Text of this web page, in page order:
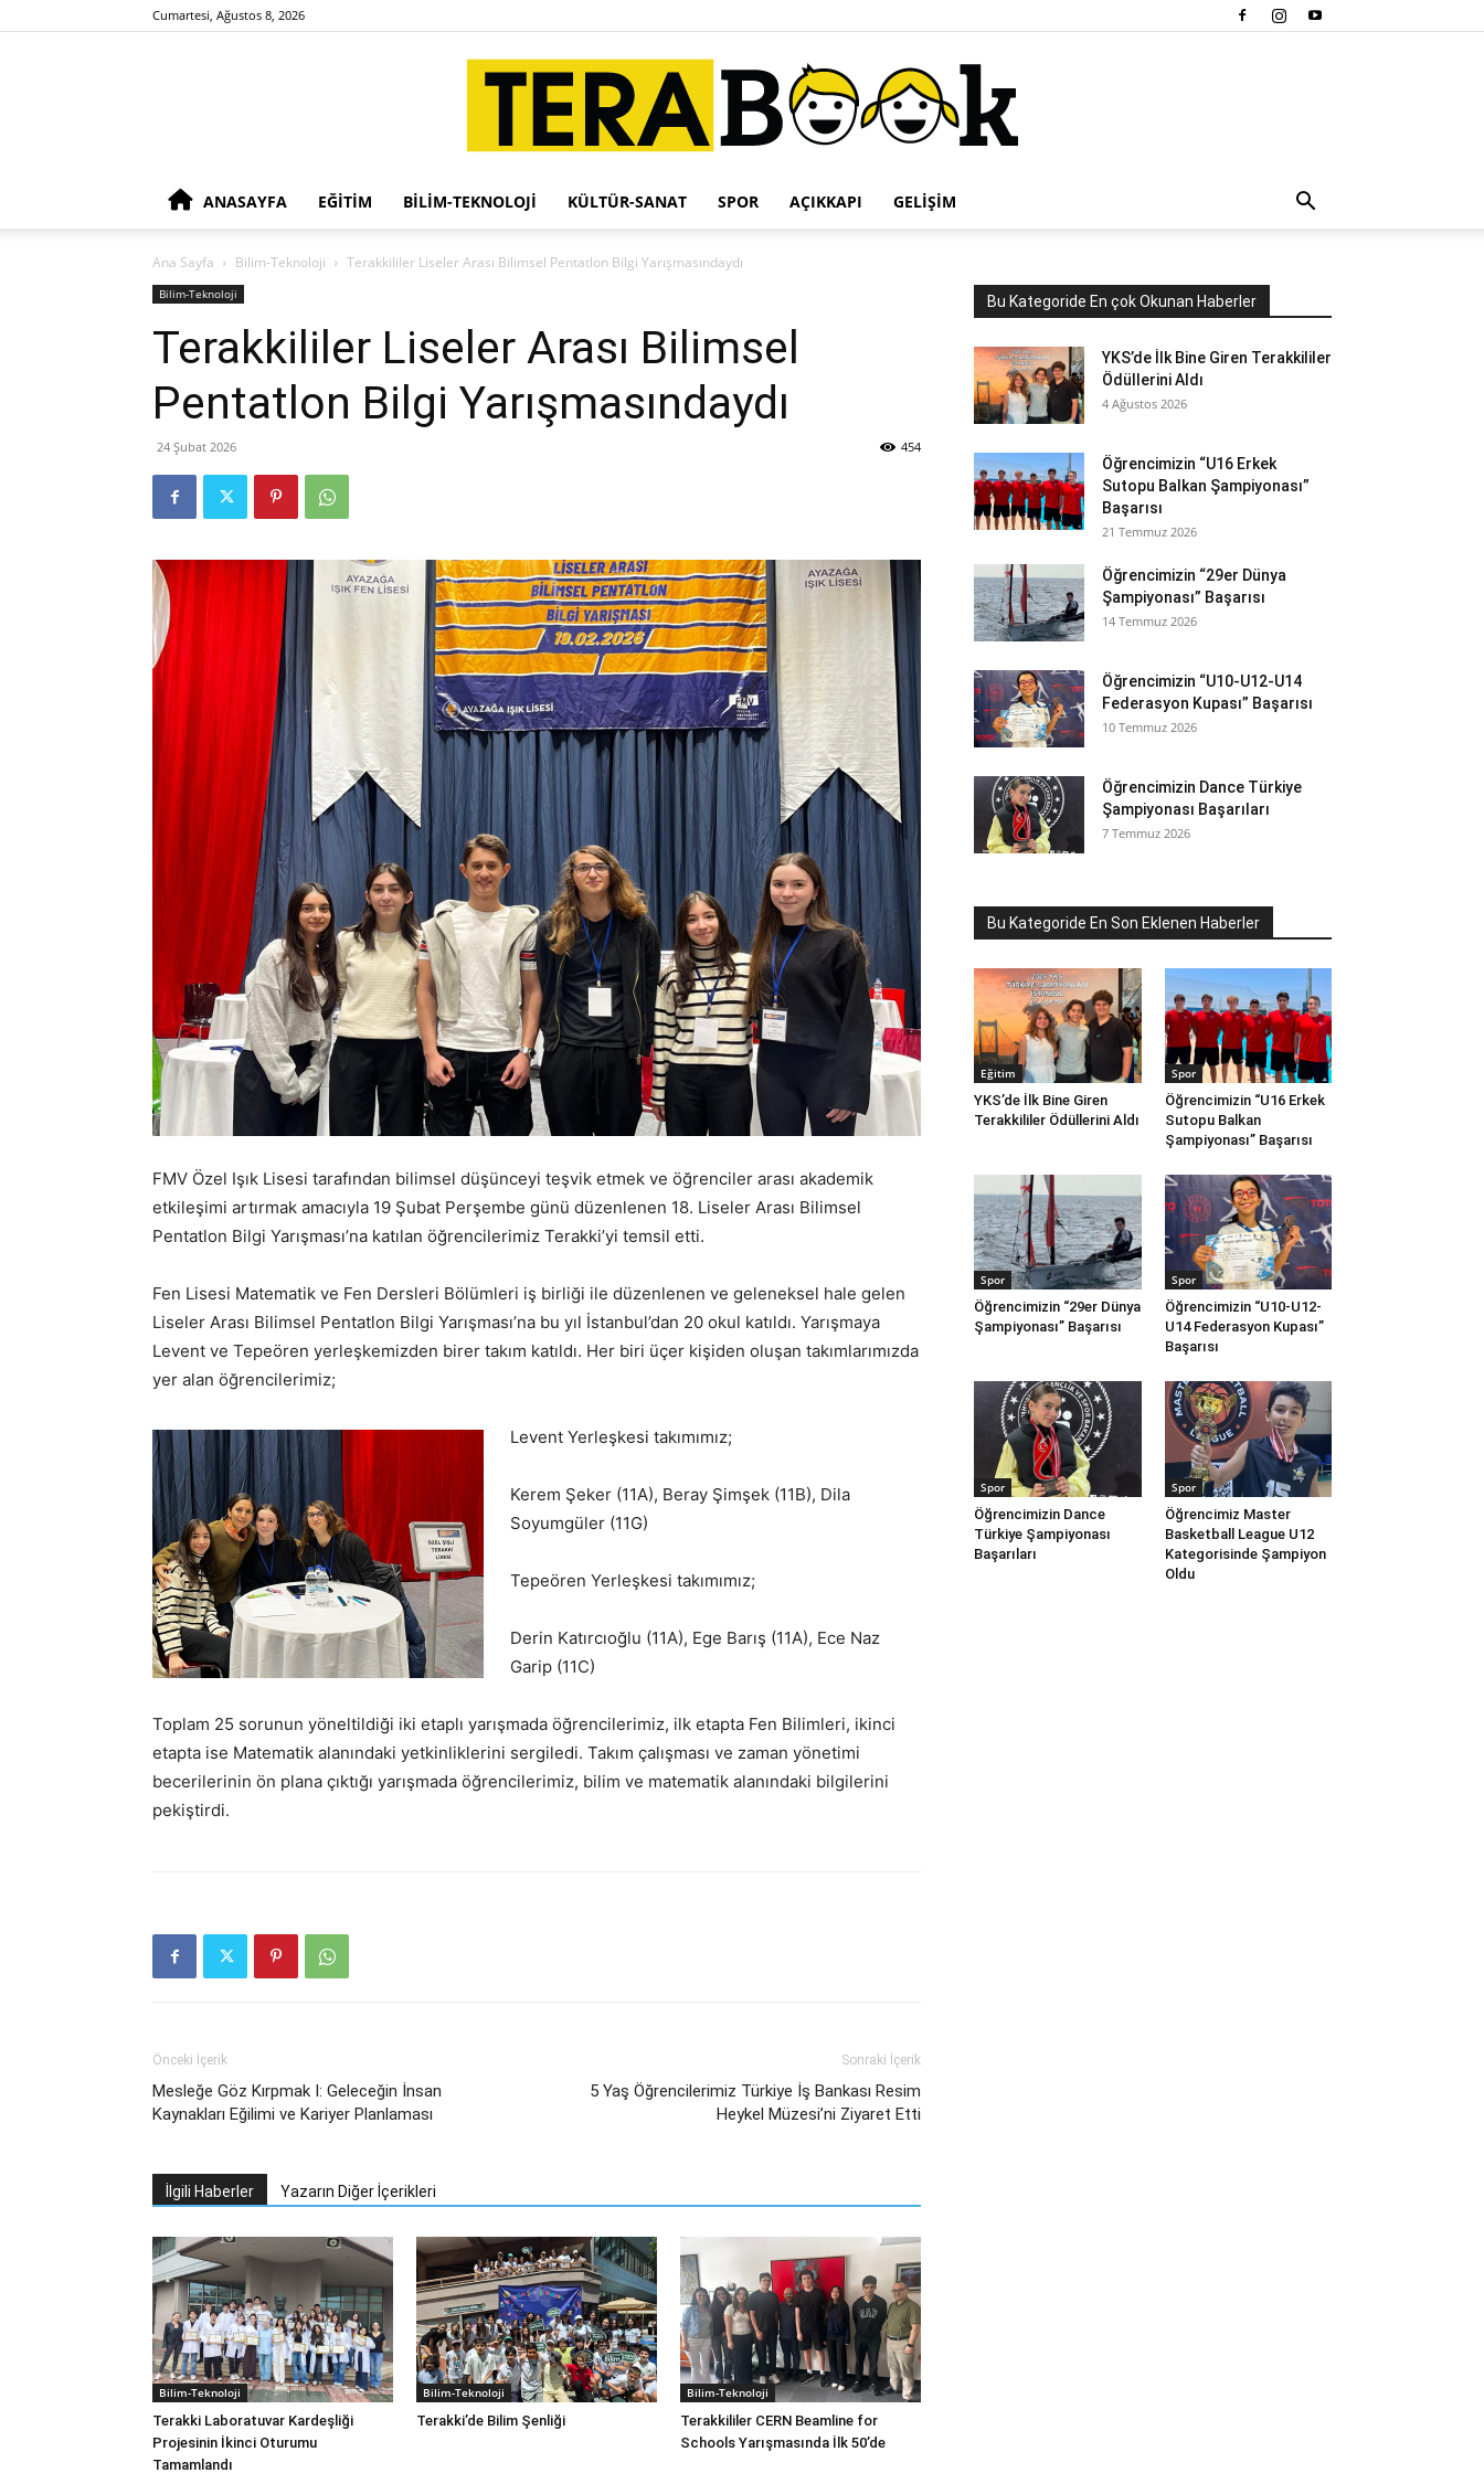
Cumartesi, Ağustos 8, 2026
ANASAYFA EĞITIM BILIM-TEKNOLOJI KÜLTÜR-SANAT SPOR AÇIKKAPI GELIŞIM
Ana Sayfa Bilim-Teknoloji Terakkililer Liseler Arası Bilimsel Pentatlon Bilgi Yarışmasındaydı
Bilim-Teknoloji
Terakkililer Liseler Arası Bilimsel
Pentatlon Bilgi Yarışmasındaydı
24 Şubat 2026 454
FMV Özel Işık Lisesi tarafından bilimsel düşünceyi teşvik etmek ve öğrenciler arası akademik
etkileşimi artırmak amacıyla 19 Şubat Perşembe günü düzenlenen 18. Liseler Arası Bilimsel
Pentatlon Bilgi Yarışması’na katılan öğrencilerimiz Terakki’yi temsil etti.
Fen Lisesi Matematik ve Fen Dersleri Bölümleri iş birliği ile düzenlenen ve geleneksel hale gelen
Liseler Arası Bilimsel Pentatlon Bilgi Yarışması’na bu yıl İstanbul’dan 20 okul katıldı. Yarışmaya
Levent ve Tepeören yerleşkemizden birer takım katıldı. Her biri üçer kişiden oluşan takımlarımızda
yer alan öğrencilerimiz;
Levent Yerleşkesi takımımız;
Kerem Şeker (11A), Beray Şimşek (11B), Dila
Soyumgüler (11G)
Tepeören Yerleşkesi takımımız;
Derin Katırcıoğlu (11A), Ege Barış (11A), Ece Naz
Garip (11C)
Toplam 25 sorunun yöneltildiği iki etaplı yarışmada öğrencilerimiz, ilk etapta Fen Bilimleri, ikinci
etapta ise Matematik alanındaki yetkinliklerini sergiledi. Takım çalışması ve zaman yönetimi
becerilerinin ön plana çıktığı yarışmada öğrencilerimiz, bilim ve matematik alanındaki bilgilerini
pekiştirdi.
Önceki İçerik
Mesleğe Göz Kırpmak I: Geleceğin İnsan
Kaynakları Eğilimi ve Kariyer Planlaması
Sonraki İçerik
5 Yaş Öğrencilerimiz Türkiye İş Bankası Resim
Heykel Müzesi’ni Ziyaret Etti
İlgili Haberler Yazarın Diğer İçerikleri
Bilim-Teknoloji
Terakki Laboratuvar Kardeşliği
Projesinin İkinci Oturumu
Tamamlandı
Bilim-Teknoloji
Terakki’de Bilim Şenliği
Bilim-Teknoloji
Terakkililer CERN Beamline for
Schools Yarışmasında İlk 50’de
Bu Kategoride En çok Okunan Haberler
YKS’de İlk Bine Giren Terakkililer
Ödüllerini Aldı
4 Ağustos 2026
Öğrencimizin “U16 Erkek
Sutopu Balkan Şampiyonası”
Başarısı
21 Temmuz 2026
Öğrencimizin “29er Dünya
Şampiyonası” Başarısı
14 Temmuz 2026
Öğrencimizin “U10-U12-U14
Federasyon Kupası” Başarısı
10 Temmuz 2026
Öğrencimizin Dance Türkiye
Şampiyonası Başarıları
7 Temmuz 2026
Bu Kategoride En Son Eklenen Haberler
Eğitim
YKS’de İlk Bine Giren
Terakkililer Ödüllerini Aldı
Spor
Öğrencimizin “U16 Erkek
Sutopu Balkan
Şampiyonası” Başarısı
Spor
Öğrencimizin “29er Dünya
Şampiyonası” Başarısı
Spor
Öğrencimizin “U10-U12-
U14 Federasyon Kupası”
Başarısı
Spor
Öğrencimizin Dance
Türkiye Şampiyonası
Başarıları
Spor
Öğrencimiz Master
Basketball League U12
Kategorisinde Şampiyon
Oldu